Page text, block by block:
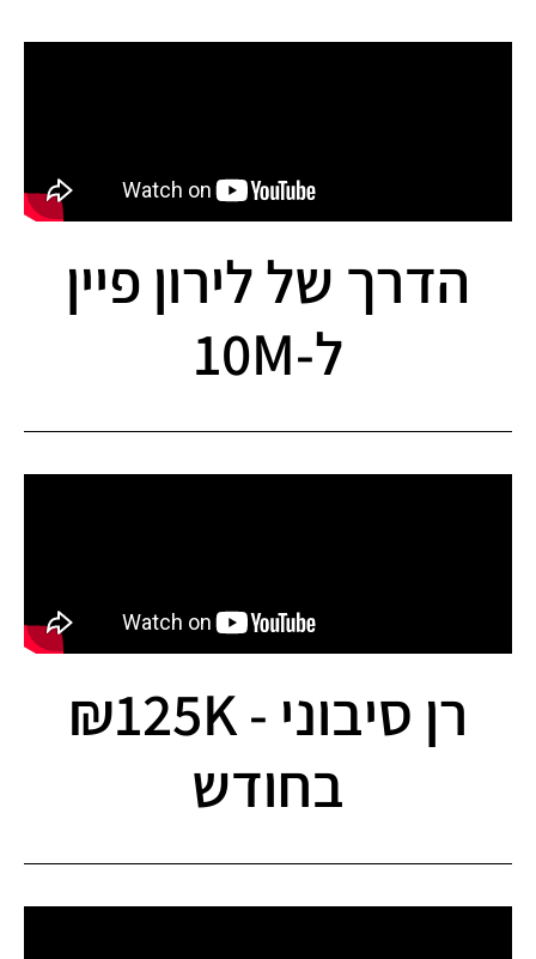
הדרך של לירון פיין
ל-10M
רן סיבוני - 125K₪
בחודש